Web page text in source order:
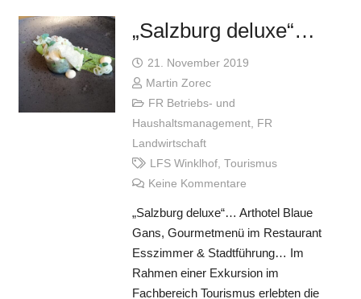
„Salzburg deluxe“…
21. November 2019
Martin Zorec
FR Betriebs- und
Haushaltsmanagement, FR
Landwirtschaft
LFS Winklhof, Tourismus
Keine Kommentare
„Salzburg deluxe“… Arthotel Blaue
Gans, Gourmetmenü im Restaurant
Esszimmer & Stadtführung… Im
Rahmen einer Exkursion im
Fachbereich Tourismus erlebten die